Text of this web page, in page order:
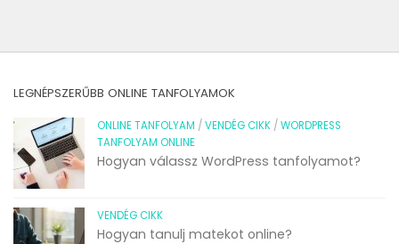
LEGNÉPSZERŰBB ONLINE TANFOLYAMOK
ONLINE TANFOLYAM / VENDÉG CIKK / WORDPRESS
TANFOLYAM ONLINE
Hogyan válassz WordPress tanfolyamot?
VENDÉG CIKK
Hogyan tanulj matekot online?